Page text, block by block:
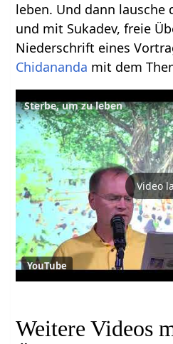
leben. Und dann lausche
und mit Sukadev, freie
Niederschrift eines
Chidananda mit dem
Sterbe, um zu leben
Video
YouTube
Weitere Videos